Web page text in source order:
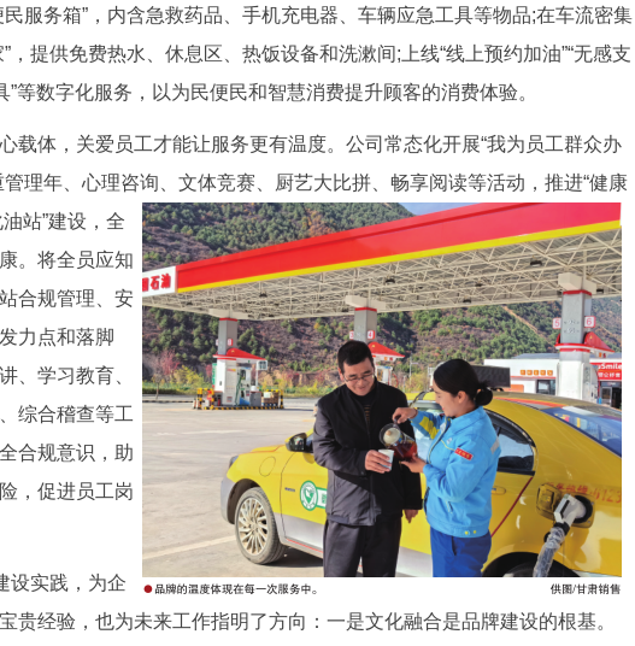
服务箱”，内含急救药品、手机充电器、车辆应急工具等物品;在车流密集
，提供免费热水、休息区、热饭设备和洗漱间;上线“线上预约加油”“无感支
”等数字化服务，以为民便民和智慧消费提升顾客的消费体验。
体，关爱员工才能让服务更有温度。公司常态化开展“我为员工群众办
管理年、心理咨询、文体竞赛、厨艺大比拼、畅享阅读等活动，推进“健康
油站”建设，全
。将全员应知
合规管理、安
力点和落脚
、学习教育、
综合稽查等工
合规意识，助
，促进员工岗
实践，为企
贵经验，也为未来工作指明了方向：一是文化融合是品牌建设的根基。